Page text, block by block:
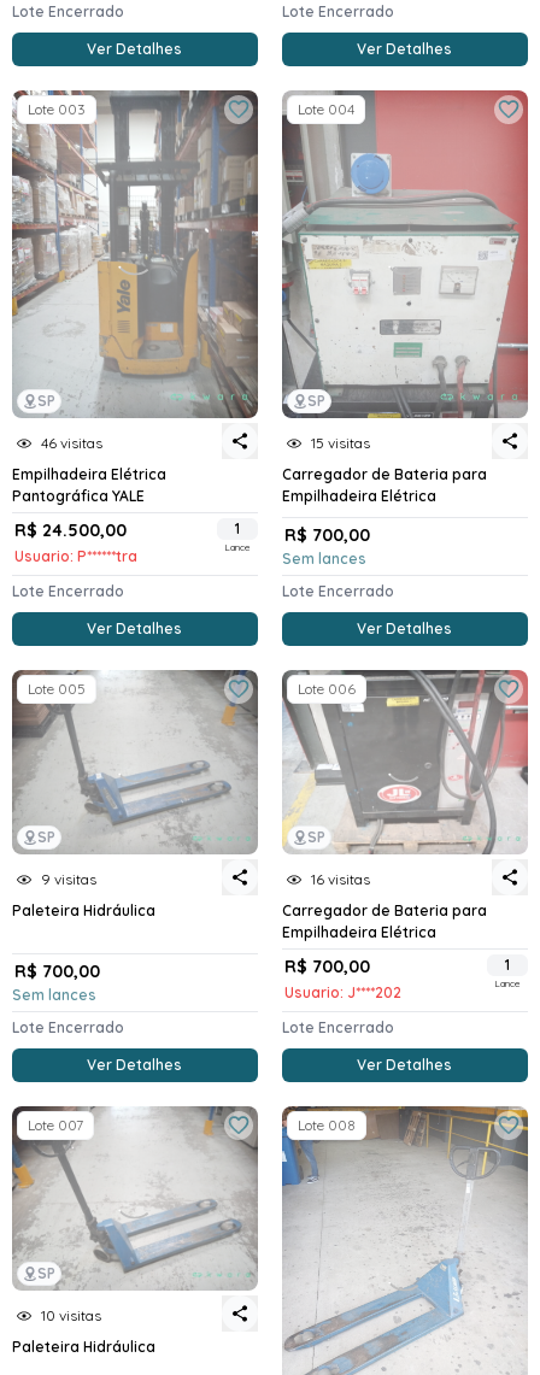
Lote Encerrado
Ver Detalhes
Lote Encerrado
Ver Detalhes
SP
Lote 003
46 visitas
Empilhadeira Elétrica
Pantográfica YALE
R$ 24.500,00
Usuario: P******tra
1
Lance
Lote Encerrado
Ver Detalhes
SP
Lote 004
15 visitas
Carregador de Bateria para
Empilhadeira Elétrica
R$ 700,00
Sem lances
Lote Encerrado
Ver Detalhes
SP
Lote 005
9 visitas
Paleteira Hidráulica
R$ 700,00
Sem lances
Lote Encerrado
Ver Detalhes
SP
Lote 006
16 visitas
Carregador de Bateria para
Empilhadeira Elétrica
R$ 700,00
Usuario: J****202
1
Lance
Lote Encerrado
Ver Detalhes
SP
Lote 007
10 visitas
Paleteira Hidráulica
Lote 008